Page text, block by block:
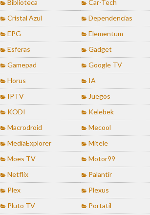
Biblioteca
Car-Tech
Cristal Azul
Dependencias
EPG
Elementum
Esferas
Gadget
Gamepad
Google TV
Horus
IA
IPTV
Juegos
KODI
Kelebek
Macrodroid
Mecool
MediaExplorer
Mitele
Moes TV
Motor99
Netflix
Palantir
Plex
Plexus
Pluto TV
Portatil